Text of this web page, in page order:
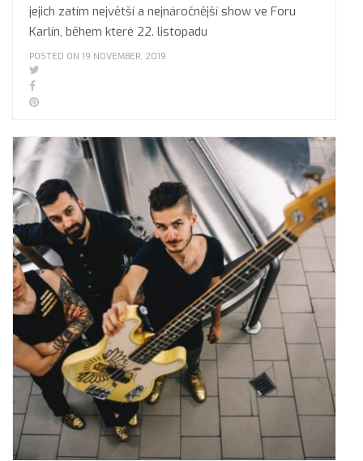
jejich zatím největší a nejnáročnější show ve Foru
Karlín, během které 22. listopadu
POSTED ON 19 NOVEMBER, 2019